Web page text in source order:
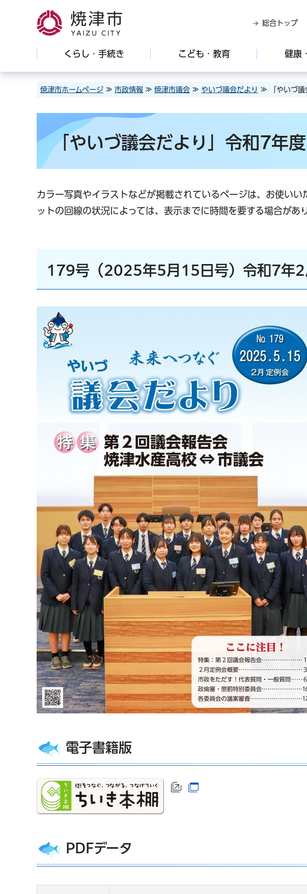
焼津市
総合トップ
くらし・手続き こども・教育 健康
焼津市ホームページ ≫ 市政情報 ≫ 焼津市議会 ≫ やいづ議会だより ≫ 「やいづ議
「やいづ議会だより」令和7年
カラー写真やイラストなどが掲載されているページは、お使い
ットの回線の状況によっては、表示までに時間を要する場合があ
179号（2025年5月15日号）令和7年2
電子書籍版
（外部サイトへリンク）
PDFデータ